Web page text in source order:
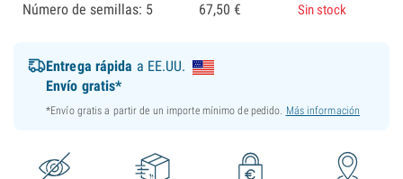
Número de semillas: 5 67,50 € Sin stock
Entrega rápida a EE.UU.
Envío gratis*
*Envío gratis a partir de un importe mínimo de pedido. Más información